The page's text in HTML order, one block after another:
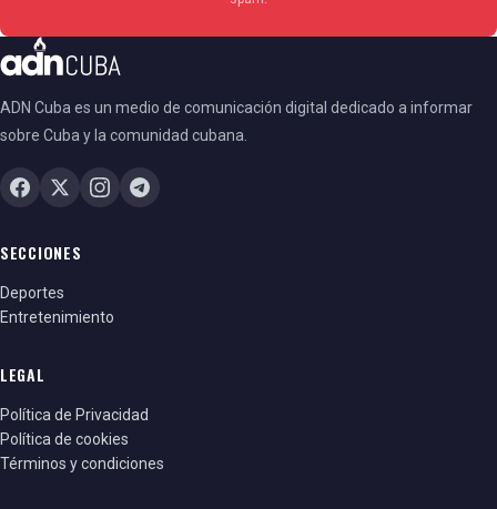
ADN Cuba es un medio de comunicación digital dedicado a informar
sobre Cuba y la comunidad cubana.
SECCIONES
Deportes
Entretenimiento
LEGAL
Política de Privacidad
Política de cookies
Términos y condiciones